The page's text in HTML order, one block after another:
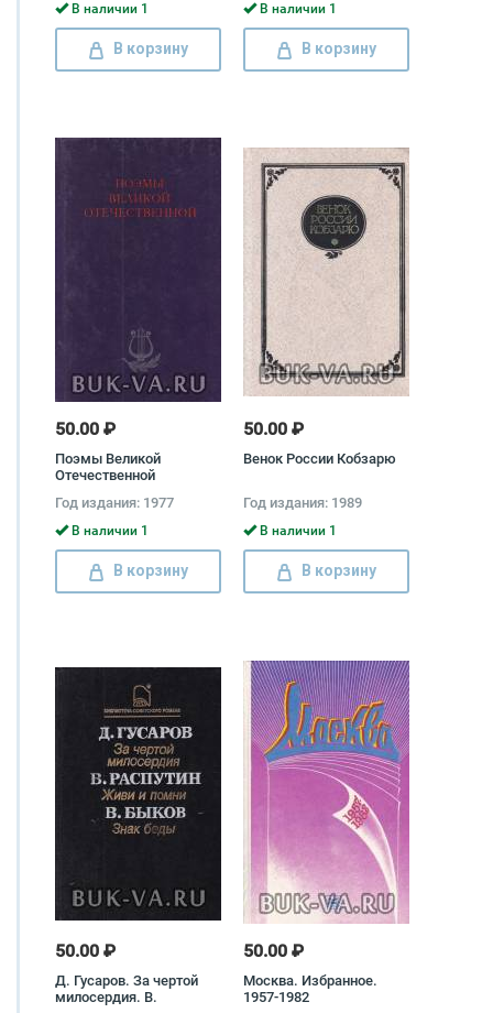
В наличии 1
В корзину
В наличии 1
В корзину
50.00 ₽
Поэмы Великой
Отечественной
Год издания: 1977
В наличии 1
В корзину
50.00 ₽
Венок России Кобзарю
Год издания: 1989
В наличии 1
В корзину
50.00 ₽
Д. Гусаров. За чертой
милосердия. В.
50.00 ₽
Москва. Избранное.
1957-1982